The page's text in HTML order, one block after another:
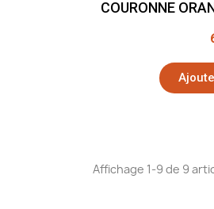
Affichage 1-9 de 9